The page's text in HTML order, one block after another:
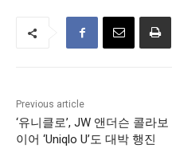
Previous article
‘유니클로’, JW 앤더슨 콜라보
이어 ‘Uniqlo U’도 대박 행진